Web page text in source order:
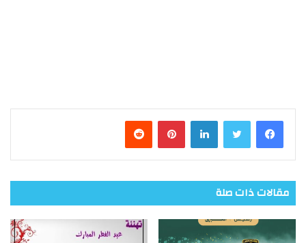
فيسبوك تويتر لينكدإن بينتيريست
مقالات ذات صلة